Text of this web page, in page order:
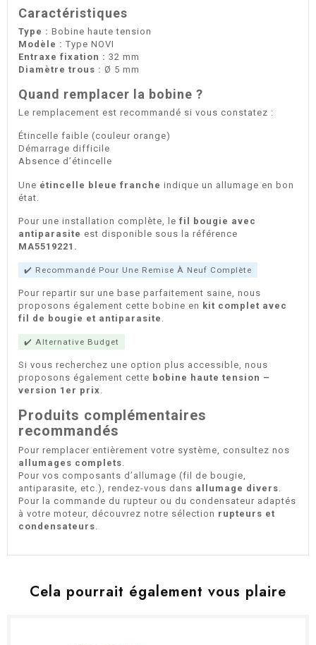
Caractéristiques
Type : Bobine haute tension
Modèle : Type NOVI
Entraxe fixation : 32 mm
Diamètre trous : Ø 5 mm
Quand remplacer la bobine ?
Le remplacement est recommandé si vous constatez :
Étincelle faible (couleur orange)
Démarrage difficile
Absence d’étincelle
Une étincelle bleue franche indique un allumage en bon
état.
Pour une installation complète, le fil bougie avec
antiparasite est disponible sous la référence
MA5519221 .
✔️ Recommandé Pour Une Remise À Neuf Complète
Pour repartir sur une base parfaitement saine, nous
proposons également cette bobine en kit complet avec
fil de bougie et antiparasite
✔️ Alternative Budget
Si vous recherchez une option plus accessible, nous
proposons également cette bobine haute tension –
version 1er prix
Produits complémentaires
recommandés
Pour remplacer entièrement votre système, consultez nos
allumages complets
Pour vos composants d’allumage (fil de bougie,
antiparasite, etc.), rendez-vous dans allumage divers
Pour la commande du rupteur ou du condensateur adaptés
à votre moteur, découvrez notre sélection rupteurs et
condensateurs
Cela pourrait également vous plaire